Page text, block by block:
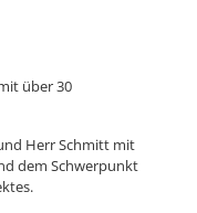
über 30
Herr Schmitt mit
dem Schwerpunkt